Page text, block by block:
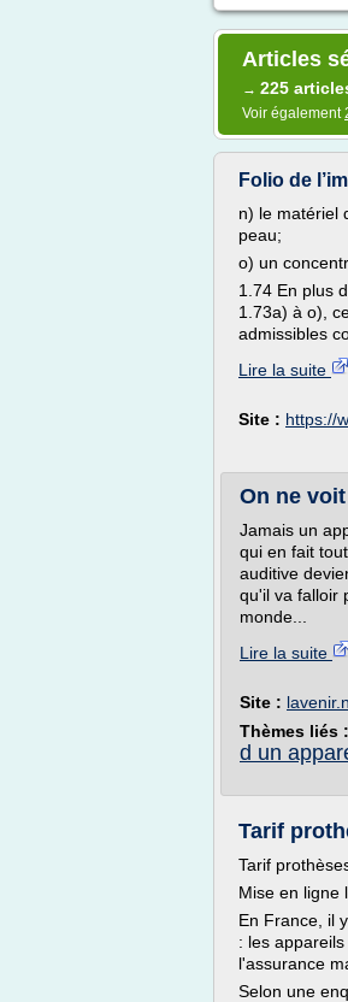
Articles
→ 225
Voir également
Folio de
n) le matériel
peau;
o) un
1.74 En plus
1.73a) à o),
admissibles
Lire la suite
Site : https://
On ne
Jamais un
qui en fait
auditive
qu'il va falloir
monde...
Lire la suite
Site :
Thèmes liés :
d un
Tarif
Tarif
Mise en ligne
En France, il
: les
l'assurance
Selon une